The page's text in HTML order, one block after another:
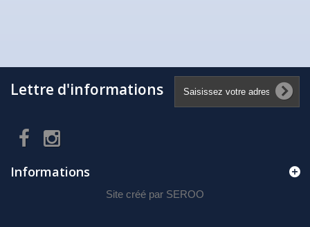
Lettre d'informations
Informations
Site créé par SEROO